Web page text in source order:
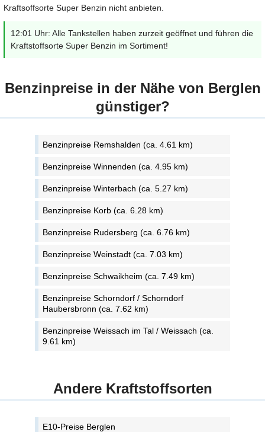
Kraftsoffsorte Super Benzin nicht anbieten.
12:01 Uhr: Alle Tankstellen haben zurzeit geöffnet und führen die
Kraftstoffsorte Super Benzin im Sortiment!
Benzinpreise in der Nähe von Berglen
günstiger?
Benzinpreise Remshalden (ca. 4.61 km)
Benzinpreise Winnenden (ca. 4.95 km)
Benzinpreise Winterbach (ca. 5.27 km)
Benzinpreise Korb (ca. 6.28 km)
Benzinpreise Rudersberg (ca. 6.76 km)
Benzinpreise Weinstadt (ca. 7.03 km)
Benzinpreise Schwaikheim (ca. 7.49 km)
Benzinpreise Schorndorf / Schorndorf
Haubersbronn (ca. 7.62 km)
Benzinpreise Weissach im Tal / Weissach (ca.
9.61 km)
Andere Kraftstoffsorten
E10-Preise Berglen